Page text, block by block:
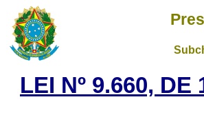
LEI Nº 9.660, DE